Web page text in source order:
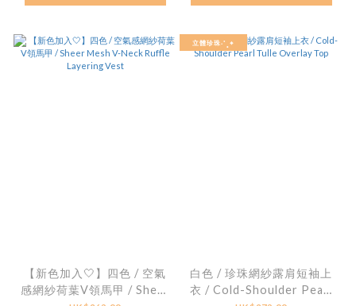
【新色加入🤍】四色 / 空氣
感網紗荷葉V領馬甲 / Sheer
立體珍珠˖˚˳⌖
白色 / 珍珠網紗露肩短袖上
衣 / Cold-Shoulder Pearl